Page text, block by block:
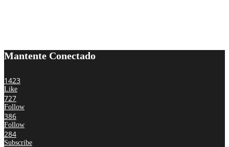
Mantente Conectado
1423
Like
727
Follow
386
Follow
284
Subscribe